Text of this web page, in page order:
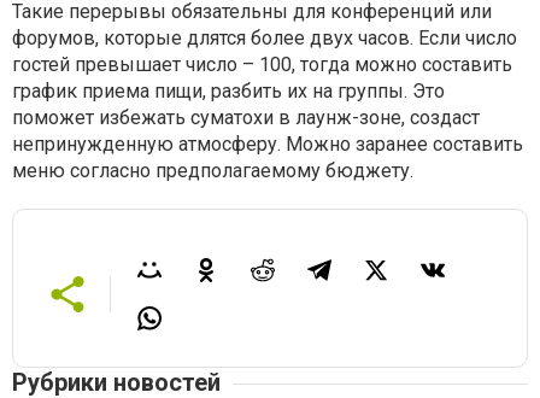
Такие перерывы обязательны для конференций или
форумов, которые длятся более двух часов. Если число
гостей превышает число – 100, тогда можно составить
график приема пищи, разбить их на группы. Это
поможет избежать суматохи в лаунж-зоне, создаст
непринужденную атмосферу. Можно заранее составить
меню согласно предполагаемому бюджету.
Рубрики новостей